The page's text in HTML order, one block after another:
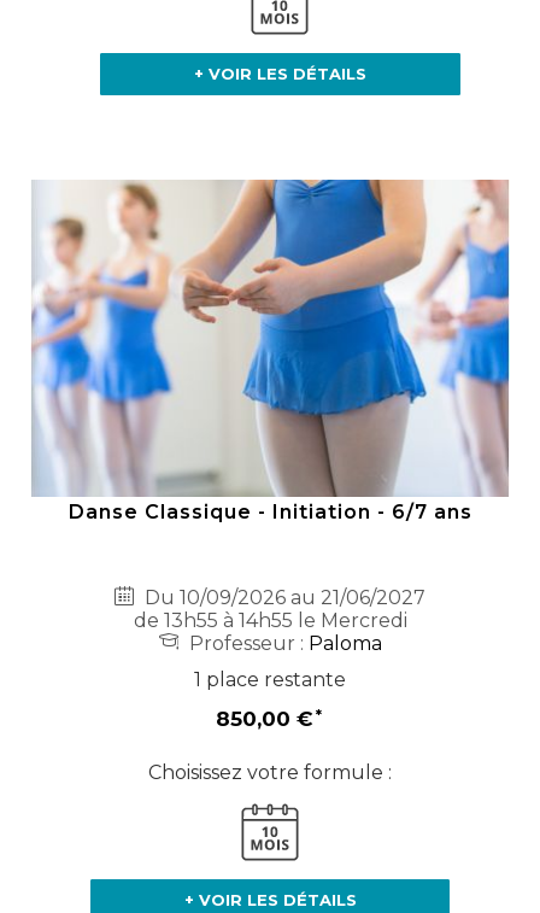
+ VOIR LES DÉTAILS
Danse Classique - Initiation - 6/7 ans
Du 10/09/2026 au 21/06/2027
de 13h55 à 14h55 le Mercredi
Professeur : Paloma
1 place restante
850,00 €
Choisissez votre formule :
+ VOIR LES DÉTAILS